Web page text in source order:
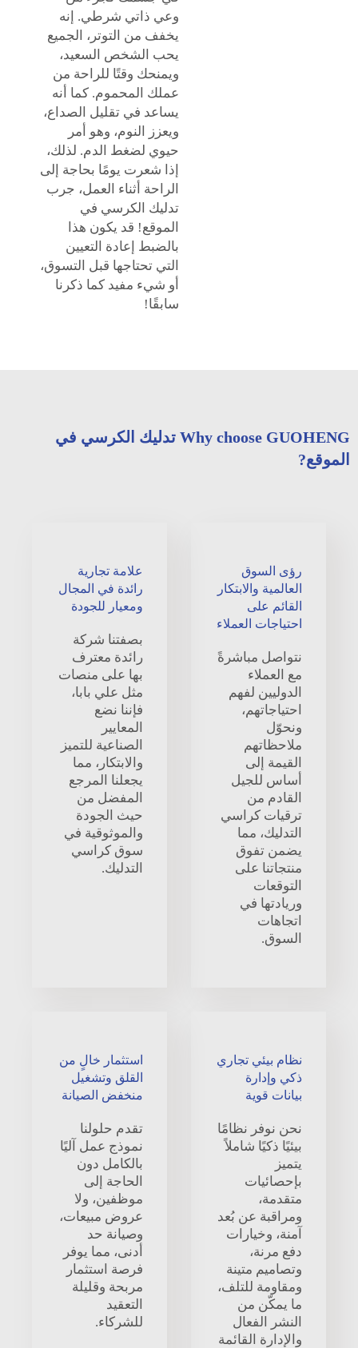
وعي ذاتي شرطي. إنه
يخفف من التوتر، الجميع
يحب الشخص السعيد،
ويمنحك وقتًا للراحة من
عملك المحموم. كما أنه
يساعد في تقليل الصداع،
ويعزز النوم، وهو أمر
حيوي لضغط الدم. لذلك،
إذا شعرت يومًا بحاجة إلى
الراحة أثناء العمل، جرب
تدليك الكرسي في
الموقع! قد يكون هذا
بالضبط إعادة التعيين
التي تحتاجها قبل التسوق،
أو شيء مفيد كما ذكرنا
سابقًا!
Why choose GUOHENG تدليك الكرسي في
الموقع?
رؤى السوق
العالمية والابتكار
القائم على
احتياجات العملاء
نتواصل مباشرةً
مع العملاء
الدوليين لفهم
احتياجاتهم،
ونحوّل
ملاحظاتهم
القيمة إلى
أساس للجيل
القادم من
ترقيات كراسي
التدليك، مما
يضمن تفوق
منتجاتنا على
التوقعات
وريادتها في
اتجاهات
السوق.
علامة تجارية
رائدة في المجال
ومعيار للجودة
بصفتنا شركة
رائدة معترف
بها على منصات
مثل علي بابا،
فإننا نضع
المعايير
الصناعية للتميز
والابتكار، مما
يجعلنا المرجع
المفضل من
حيث الجودة
والموثوقية في
سوق كراسي
التدليك.
نظام بيئي تجاري
ذكي وإدارة
بيانات قوية
نحن نوفر نظامًا
بيئيًا ذكيًا شاملاً
يتميز
بإحصائيات
متقدمة،
ومراقبة عن بُعد
آمنة، وخيارات
دفع مرنة،
وتصاميم متينة
ومقاومة للتلف،
ما يمكّن من
النشر الفعال
والإدارة القائمة
استثمار خالٍ من
القلق وتشغيل
منخفض الصيانة
تقدم حلولنا
نموذج عمل آليًا
بالكامل دون
الحاجة إلى
موظفين، ولا
عروض مبيعات،
وصيانة حد
أدنى، مما يوفر
فرصة استثمار
مربحة وقليلة
التعقيد
للشركاء.